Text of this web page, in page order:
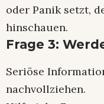
oder Panik setzt,
hinschauen.
Frage 3:
Seriöse
nachvollziehen.